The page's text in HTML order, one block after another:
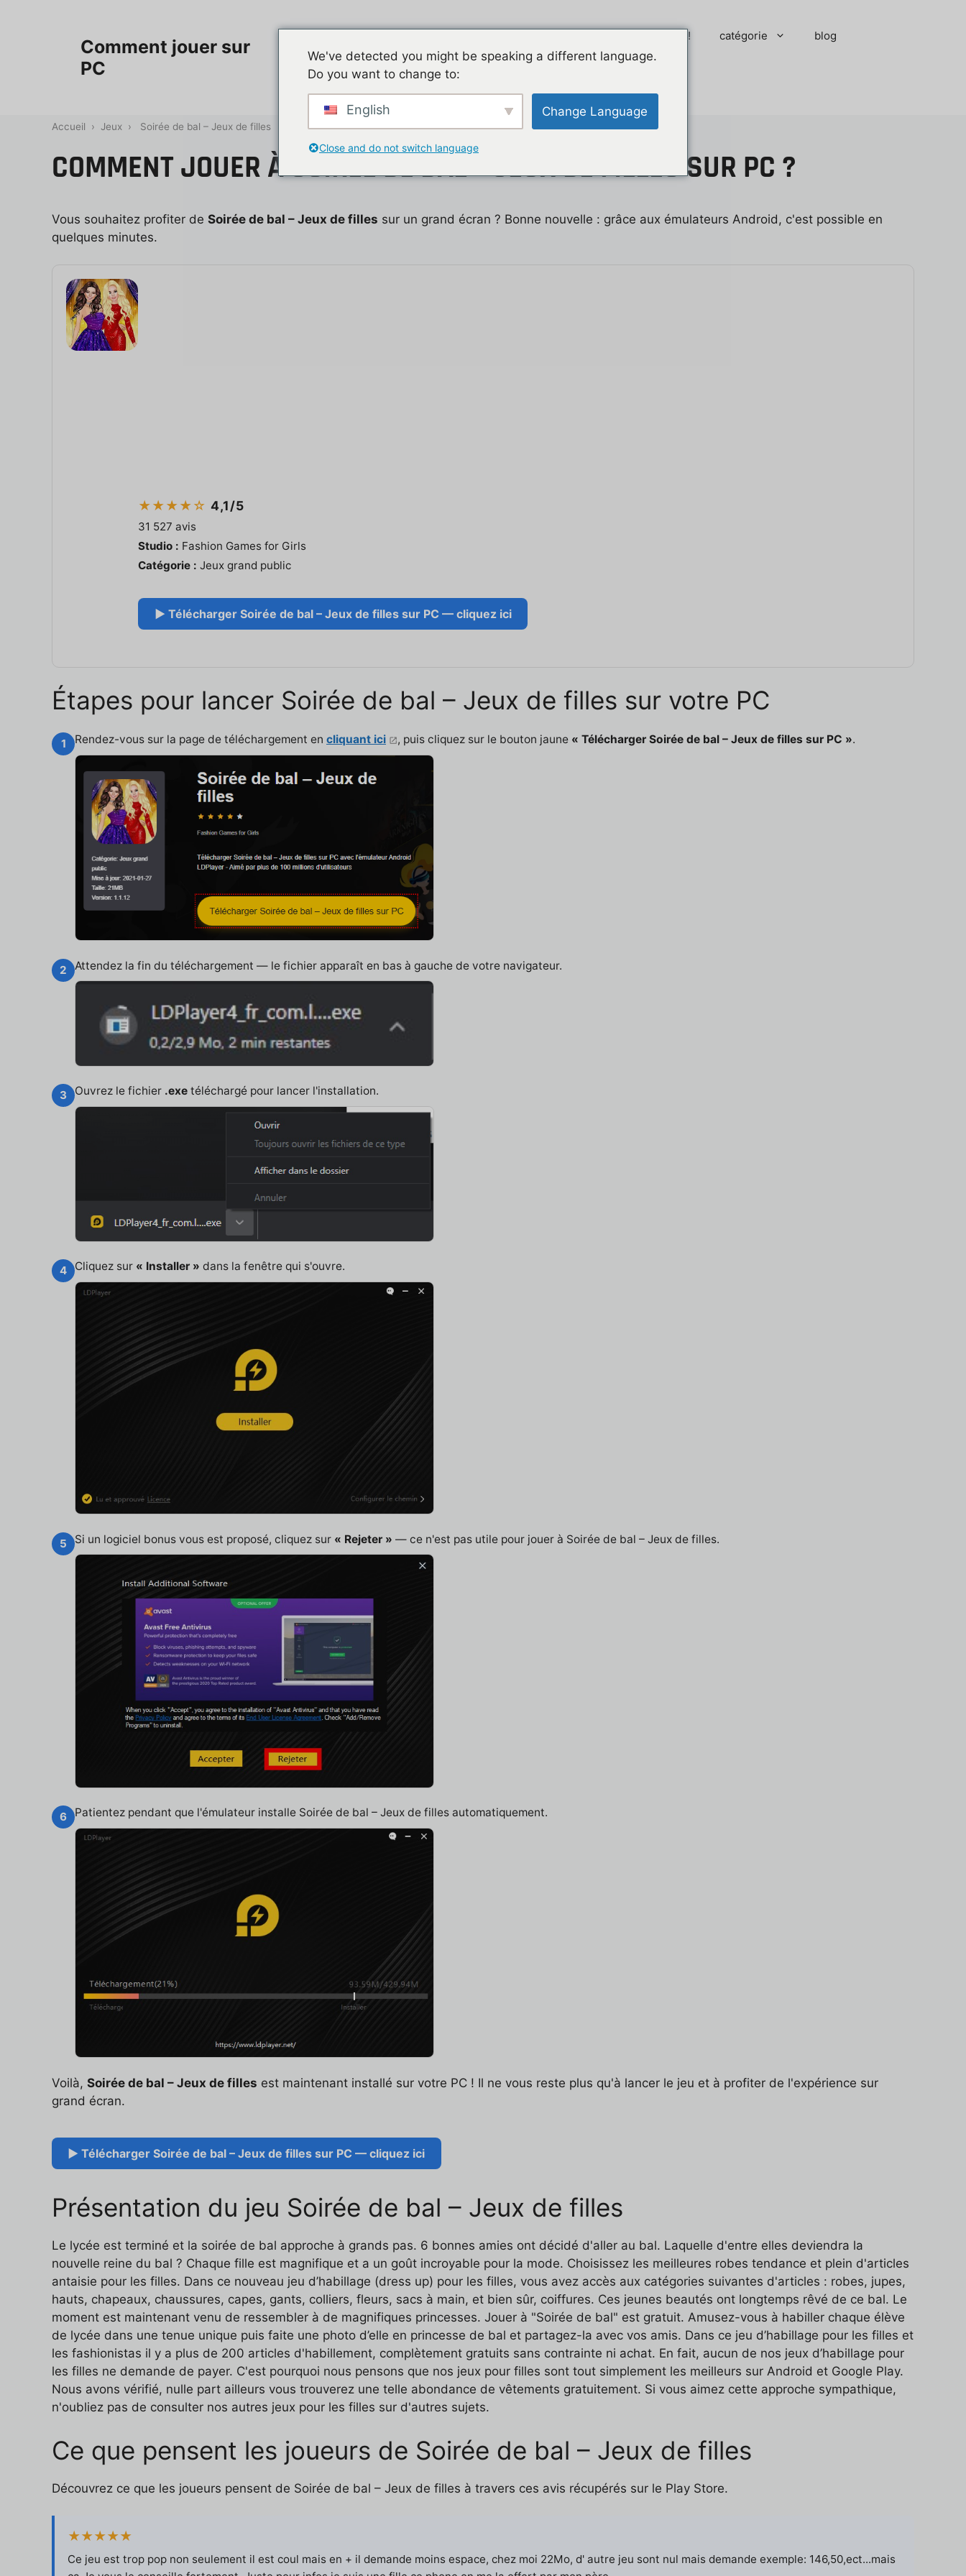
Comment jouer sur
PC
Les jeux mobiles du moment ! catégorie blog
Contact
Accueil › Jeux › Soirée de bal – Jeux de filles
COMMENT JOUER À SOIRÉE DE BAL – JEUX DE FILLES SUR PC ?
Vous souhaitez profiter de Soirée de bal – Jeux de filles sur un grand écran ? Bonne nouvelle : grâce aux émulateurs Android, c'est possible en
quelques minutes.
★★★★☆4,1/5
31 527 avis
Studio : Fashion Games for Girls
Catégorie : Jeux grand public
▶ Télécharger Soirée de bal – Jeux de filles sur PC — cliquez ici
Étapes pour lancer Soirée de bal – Jeux de filles sur votre PC
1 Rendez-vous sur la page de téléchargement en cliquant ici , puis cliquez sur le bouton jaune « Télécharger Soirée de bal – Jeux de filles sur PC ».
2 Attendez la fin du téléchargement — le fichier apparaît en bas à gauche de votre navigateur.
3 Ouvrez le fichier .exe téléchargé pour lancer l'installation.
4 Cliquez sur « Installer » dans la fenêtre qui s'ouvre.
5 Si un logiciel bonus vous est proposé, cliquez sur « Rejeter » — ce n'est pas utile pour jouer à Soirée de bal – Jeux de filles.
6 Patientez pendant que l'émulateur installe Soirée de bal – Jeux de filles automatiquement.
Voilà, Soirée de bal – Jeux de filles est maintenant installé sur votre PC ! Il ne vous reste plus qu'à lancer le jeu et à profiter de l'expérience sur
grand écran.
▶ Télécharger Soirée de bal – Jeux de filles sur PC — cliquez ici
Présentation du jeu Soirée de bal – Jeux de filles
Le lycée est terminé et la soirée de bal approche à grands pas. 6 bonnes amies ont décidé d'aller au bal. Laquelle d'entre elles deviendra la
nouvelle reine du bal ? Chaque fille est magnifique et a un goût incroyable pour la mode. Choisissez les meilleures robes tendance et plein d'articles
antaisie pour les filles. Dans ce nouveau jeu d’habillage (dress up) pour les filles, vous avez accès aux catégories suivantes d'articles : robes, jupes,
hauts, chapeaux, chaussures, capes, gants, colliers, fleurs, sacs à main, et bien sûr, coiffures. Ces jeunes beautés ont longtemps rêvé de ce bal. Le
moment est maintenant venu de ressembler à de magnifiques princesses. Jouer à "Soirée de bal" est gratuit. Amusez-vous à habiller chaque élève
de lycée dans une tenue unique puis faite une photo d’elle en princesse de bal et partagez-la avec vos amis. Dans ce jeu d’habillage pour les filles et
les fashionistas il y a plus de 200 articles d'habillement, complètement gratuits sans contrainte ni achat. En fait, aucun de nos jeux d’habillage pour
les filles ne demande de payer. C'est pourquoi nous pensons que nos jeux pour filles sont tout simplement les meilleurs sur Android et Google Play.
Nous avons vérifié, nulle part ailleurs vous trouverez une telle abondance de vêtements gratuitement. Si vous aimez cette approche sympathique,
n'oubliez pas de consulter nos autres jeux pour les filles sur d'autres sujets.
Ce que pensent les joueurs de Soirée de bal – Jeux de filles
Découvrez ce que les joueurs pensent de Soirée de bal – Jeux de filles à travers ces avis récupérés sur le Play Store.
★★★★★
Ce jeu est trop pop non seulement il est coul mais en + il demande moins espace, chez moi 22Mo, d' autre jeu sont nul mais demande exemple: 146,50,ect...mais
We've detected you might be speaking a different language.
Do you want to change to:
English Change Language
Close and do not switch language